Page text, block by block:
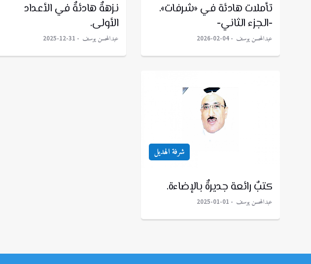
تأملات هادئة في «شرفات».
-الجزء الثاني-
عبدالمحسن يوسف 2026-02-04
نزهةٌ هادئةٌ في الأعداد
الأولى.
عبدالمحسن يوسف 2025-12-31
شرفة الهديل
كتبٌ رائعة جديرةٌ بالإضاءة.
عبدالمحسن يوسف 2025-01-01